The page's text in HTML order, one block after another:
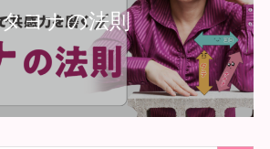
タヨナの法則